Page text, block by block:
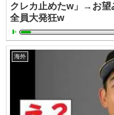
クレカ止めたw」→お望
全員大発狂w
海外